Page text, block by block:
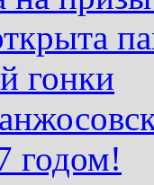
гонки
годом!